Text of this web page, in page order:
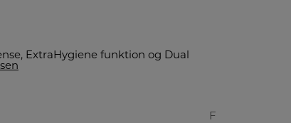
ExtraHygiene funktion og Dual
F